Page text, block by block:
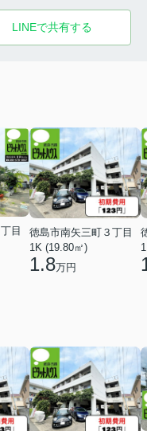
LINEで共有する
目
徳島市南矢三町３丁目
1K (19.80㎡)
1.8万円